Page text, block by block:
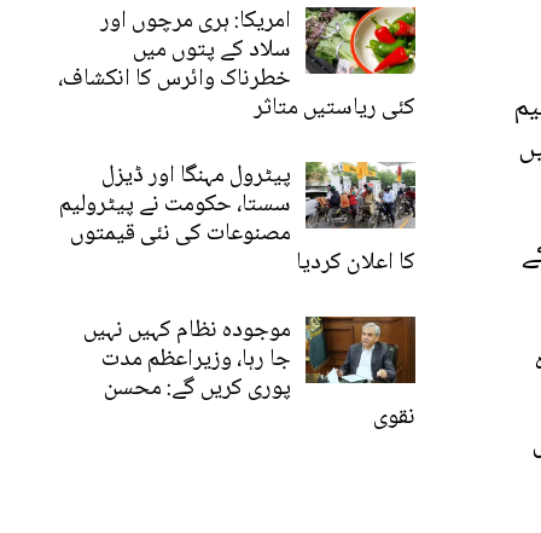
امریکا: ہری مرچوں اور
سلاد کے پتوں میں
خطرناک وائرس کا انکشاف،
کئی ریاستیں متاثر
پیٹرول مہنگا اور ڈیزل
سستا، حکومت نے پیٹرولیم
مصنوعات کی نئی قیمتوں
کا اعلان کردیا
موجودہ نظام کہیں نہیں
جا رہا، وزیراعظم مدت
پوری کریں گے: محسن
نقوی